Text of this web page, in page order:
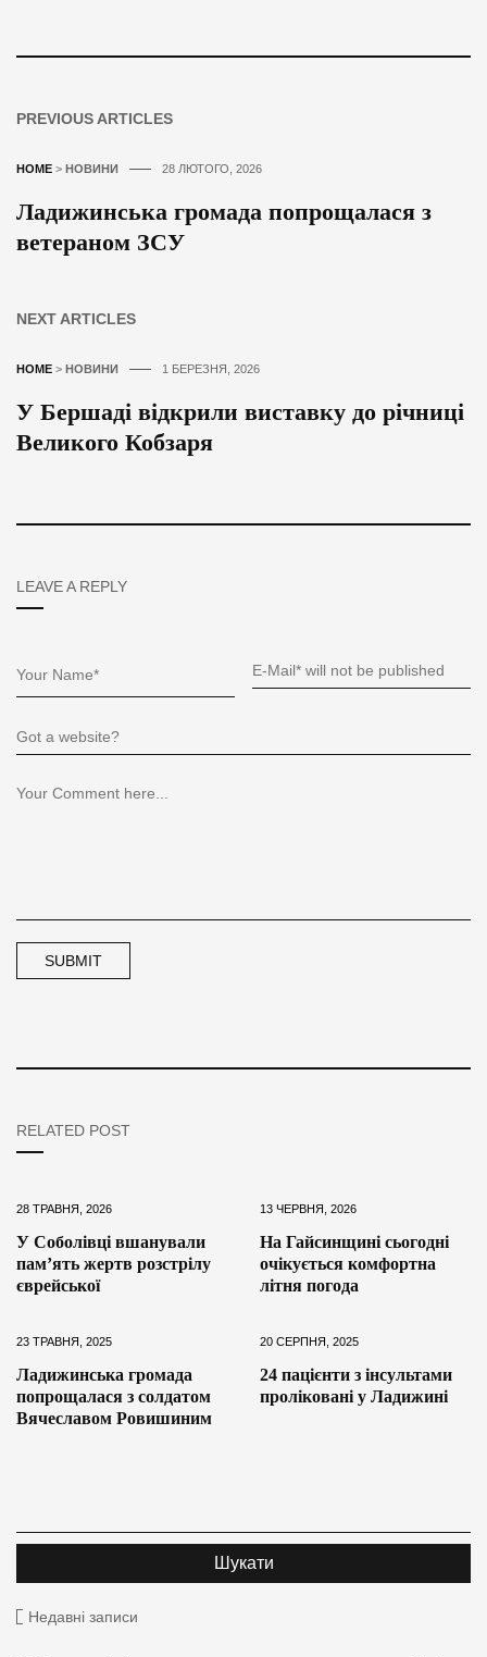
PREVIOUS ARTICLES
HOME > НОВИНИ 28 ЛЮТОГО, 2026
Ладижинська громада попрощалася з
ветераном ЗСУ
NEXT ARTICLES
HOME > НОВИНИ 1 БЕРЕЗНЯ, 2026
У Бершаді відкрили виставку до річниці
Великого Кобзаря
LEAVE A REPLY
RELATED POST
28 ТРАВНЯ, 2026
У Соболівці вшанували
пам’ять жертв розстрілу
єврейської
13 ЧЕРВНЯ, 2026
На Гайсинщині сьогодні
очікується комфортна
літня погода
23 ТРАВНЯ, 2025
Ладижинська громада
попрощалася з солдатом
Вячеславом Ровишиним
20 СЕРПНЯ, 2025
24 пацієнти з інсультами
проліковані у Ладижині
Недавні записи